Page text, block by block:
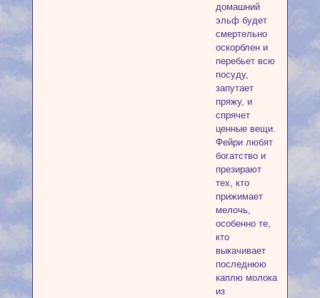
домашний
эльф будет
смертельно
оскорблен и
перебьет всю
посуду,
запутает
пряжу, и
спрячет
ценные вещи.
Фейри любят
богатство и
презирают
тех, кто
прижимает
мелочь,
особенно те,
кто
выкачивает
последнюю
каплю молока
из